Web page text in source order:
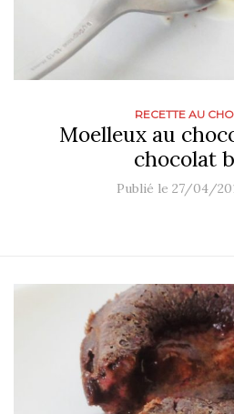
RECETTE AU
Moelleux au
chocolat
Publié le 27/04/